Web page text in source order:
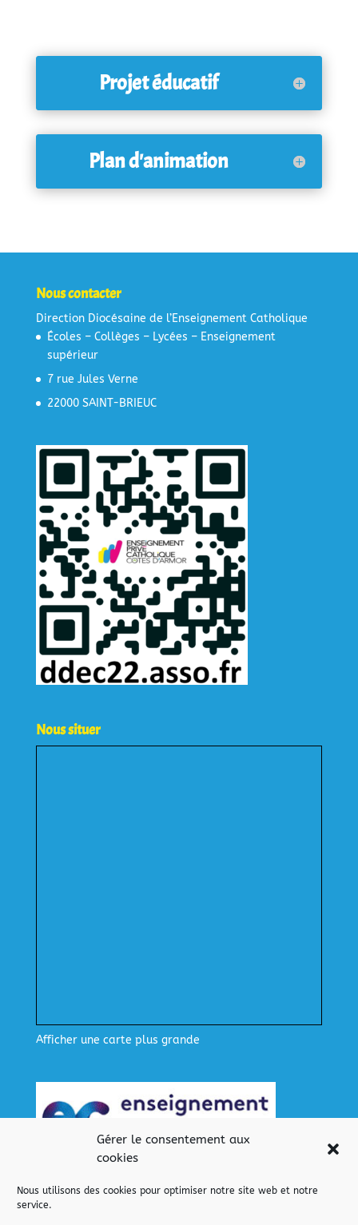
Gérer le consentement aux
cookies
Nous utilisons des cookies pour optimiser notre site web et notre
service.
Projet éducatif
Plan d'animation
Nous contacter
Direction Diocésaine de l’Enseignement Catholique
Écoles – Collèges – Lycées – Enseignement
supérieur
7 rue Jules Verne
22000 SAINT-BRIEUC
Nous situer
Afficher une carte plus grande
Nos liens